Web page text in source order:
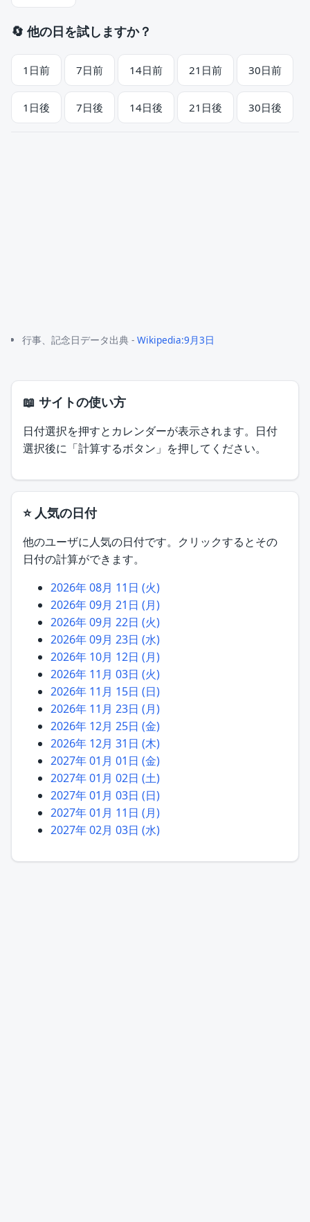
🔄 他の日を試しますか？
1日前 7日前 14日前 21日前 30日前
1日後 7日後 14日後 21日後 30日後
行事、記念日データ出典 -Wikipedia:9月3日
📖 サイトの使い方
日付選択を押すとカレンダーが表示されます。日付
選択後に「計算するボタン」を押してください。
⭐ 人気の日付
他のユーザに人気の日付です。クリックするとその
日付の計算ができます。
2026年 08月 11日 (火)
2026年 09月 21日 (月)
2026年 09月 22日 (火)
2026年 09月 23日 (水)
2026年 10月 12日 (月)
2026年 11月 03日 (火)
2026年 11月 15日 (日)
2026年 11月 23日 (月)
2026年 12月 25日 (金)
2026年 12月 31日 (木)
2027年 01月 01日 (金)
2027年 01月 02日 (土)
2027年 01月 03日 (日)
2027年 01月 11日 (月)
2027年 02月 03日 (水)